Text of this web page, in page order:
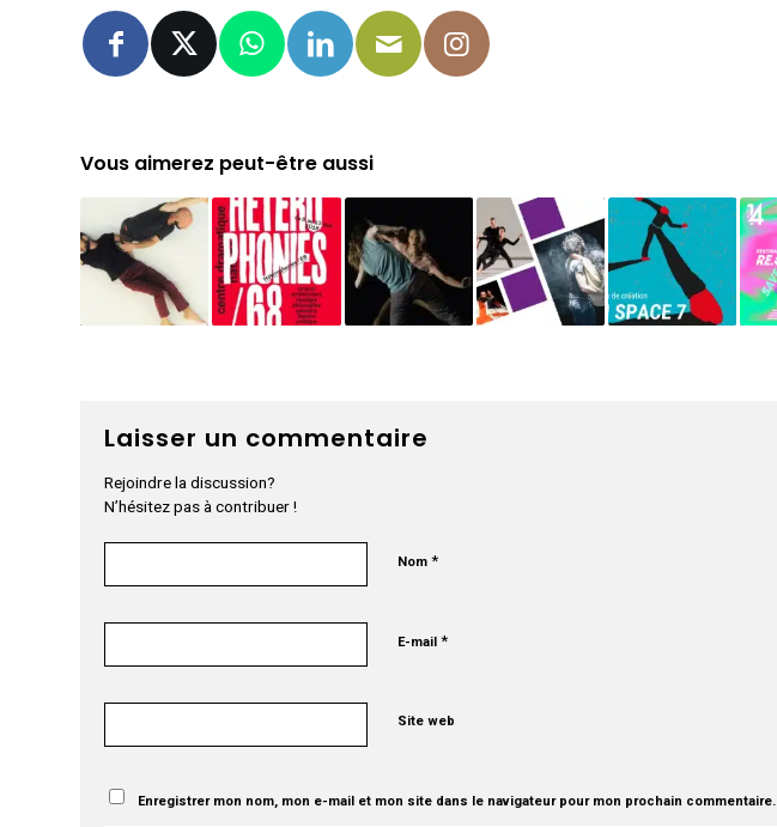
Vous aimerez peut-être aussi
Laisser un commentaire
Rejoindre la discussion?
N’hésitez pas à contribuer !
Nom*
E-mail*
Site web
Enregistrer mon nom, mon e-mail et mon site dans le navigateur pour mon prochain commentaire.